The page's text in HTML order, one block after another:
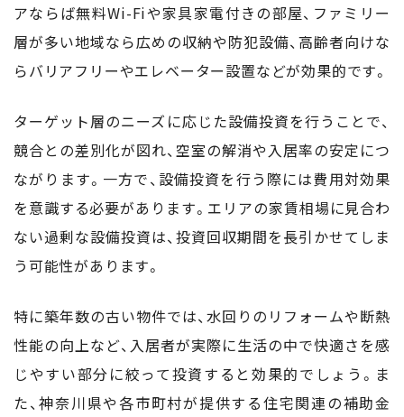
アならば無料Wi-Fiや家具家電付きの部屋、ファミリー
層が多い地域なら広めの収納や防犯設備、高齢者向けな
らバリアフリーやエレベーター設置などが効果的です。
ターゲット層のニーズに応じた設備投資を行うことで、
競合との差別化が図れ、空室の解消や入居率の安定につ
ながります。一方で、設備投資を行う際には費用対効果
を意識する必要があります。エリアの家賃相場に見合わ
ない過剰な設備投資は、投資回収期間を長引かせてしま
う可能性があります。
特に築年数の古い物件では、水回りのリフォームや断熱
性能の向上など、入居者が実際に生活の中で快適さを感
じやすい部分に絞って投資すると効果的でしょう。ま
た、神奈川県や各市町村が提供する住宅関連の補助金